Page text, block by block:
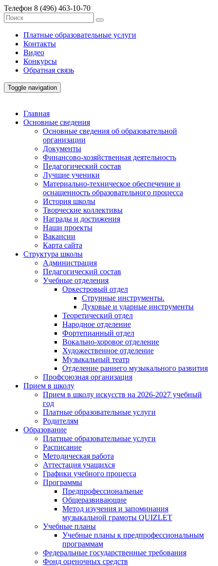
Телефон 8 (496) 463-10-70
Платные образовательные услуги
Контакты
Видео
Конкурсы
Обратная связь
Toggle navigation
Главная
Основные сведения
Основные сведения об образовательной
организации
Документы
Финансово-хозяйственная деятельность
Педагогический состав
Лучшие ученики
Материально-техническое обеспечение и
оснащенность образовательного процесса
История школы
Творческие коллективы
Награды и достижения
Наши проекты
Вакансии
Карта сайта
Структура школы
Администрация
Педагогический состав
Учебные отделения
Оркестровый отдел
Струнные инструменты.
Духовые и ударные инструменты
Теоретический отдел
Народное отделение
Фортепианный отдел
Вокально-хоровое отделение
Художественное отделение
Музыкальный театр
Отделение раннего музыкального развития
Профсоюзная организация
Прием в школу
Прием в школу искусств на 2026-2027 учебный
год
Платные образовательные услуги
Родителям
Образование
Платные образовательные услуги
Расписание
Методическая работа
Аттестация учащихся
Графики учебного процесса
Программы
Предпрофессиональные
Общеразвивающие
Метод изучения и запоминания
музыкальной грамоты QUIZLET
Учебные планы
Учебные планы к предпрофессиональным
программам
Федеральные государственные требования
Фонд оценочных средств